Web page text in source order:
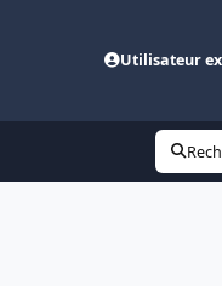
Utilisateur